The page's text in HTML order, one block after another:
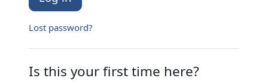
Lost password?
Is this your first time here?